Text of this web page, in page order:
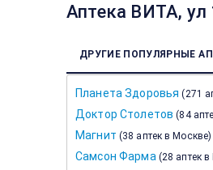
Аптека ВИТА,
ДРУГИЕ ПОПУЛЯРНЫЕ
Планета Здоровья (271
Доктор Столетов (84
Магнит (38 аптек в Москве)
Самсон Фарма (28 аптек